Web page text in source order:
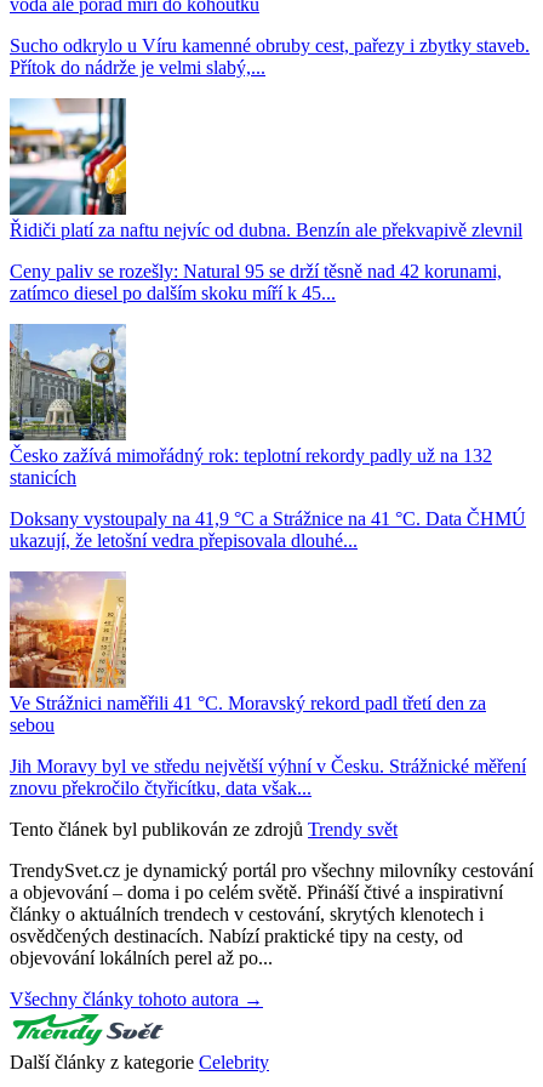
voda ale pořád míří do kohoutků
Sucho odkrylo u Víru kamenné obruby cest, pařezy i zbytky staveb.
Přítok do nádrže je velmi slabý,...
Řidiči platí za naftu nejvíc od dubna. Benzín ale překvapivě zlevnil
Ceny paliv se rozešly: Natural 95 se drží těsně nad 42 korunami,
zatímco diesel po dalším skoku míří k 45...
Česko zažívá mimořádný rok: teplotní rekordy padly už na 132
stanicích
Doksany vystoupaly na 41,9 °C a Strážnice na 41 °C. Data ČHMÚ
ukazují, že letošní vedra přepisovala dlouhé...
Ve Strážnici naměřili 41 °C. Moravský rekord padl třetí den za
sebou
Jih Moravy byl ve středu největší výhní v Česku. Strážnické měření
znovu překročilo čtyřicítku, data však...
Tento článek byl publikován ze zdrojů Trendy svět
TrendySvet.cz je dynamický portál pro všechny milovníky cestování
a objevování – doma i po celém světě. Přináší čtivé a inspirativní
články o aktuálních trendech v cestování, skrytých klenotech i
osvědčených destinacích. Nabízí praktické tipy na cesty, od
objevování lokálních perel až po...
Všechny články tohoto autora →
Další články z kategorie Celebrity